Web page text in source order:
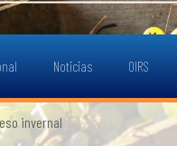
Noticias OIRS
invernal